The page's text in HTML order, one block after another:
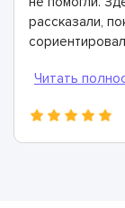
рассказали,